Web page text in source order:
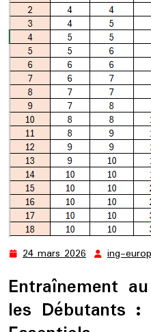
24 mars 2026 24
2026
ing-
Entraînement
les Débutants :